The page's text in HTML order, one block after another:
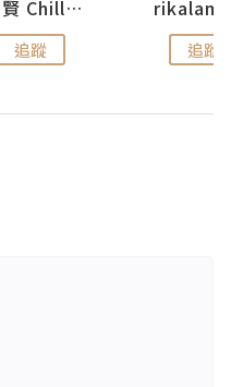
思思賢 ChillMyBabe
追蹤 追蹤